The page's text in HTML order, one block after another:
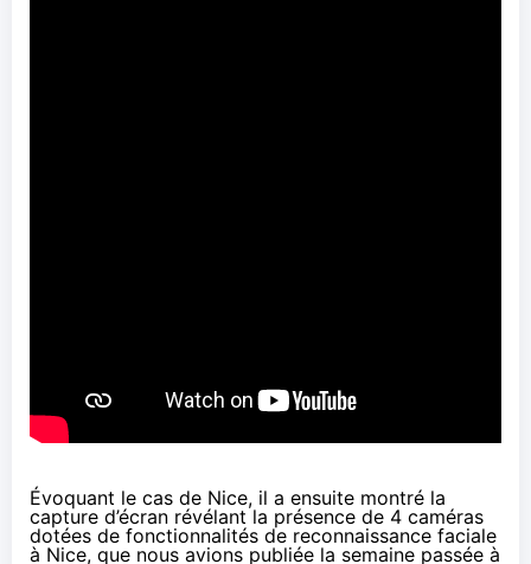
Évoquant le cas de Nice, il a ensuite montré la
capture d’écran révélant la présence de 4 caméras
dotées de fonctionnalités de reconnaissance faciale
à Nice, que nous avions publiée la semaine passée à